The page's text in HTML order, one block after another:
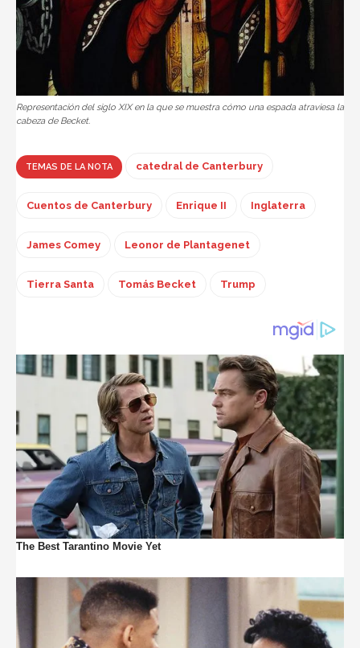
Representación del siglo XIX en la que se muestra cómo una espada atraviesa la
cabeza de Becket.
TEMAS DE LA NOTA catedral de Canterbury
Cuentos de Canterbury Enrique II Inglaterra
James Comey Leonor de Plantagenet
Tierra Santa Tomás Becket Trump